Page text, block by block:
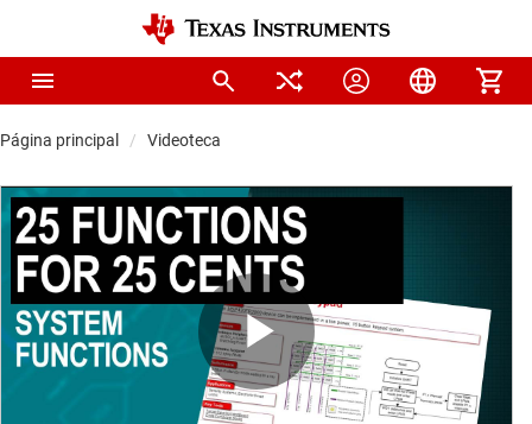
Página principal Videoteca
Play